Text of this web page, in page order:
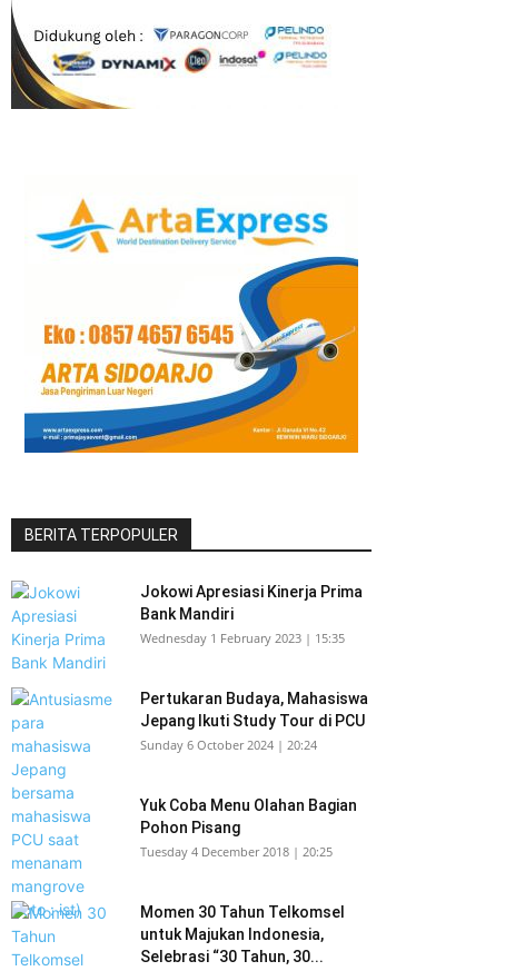
BERITA TERPOPULER
Jokowi Apresiasi Kinerja Prima
Bank Mandiri
Wednesday 1 February 2023 | 15:35
Pertukaran Budaya, Mahasiswa
Jepang Ikuti Study Tour di PCU
Sunday 6 October 2024 | 20:24
Yuk Coba Menu Olahan Bagian
Pohon Pisang
Tuesday 4 December 2018 | 20:25
Momen 30 Tahun Telkomsel
untuk Majukan Indonesia,
Selebrasi “30 Tahun, 30...